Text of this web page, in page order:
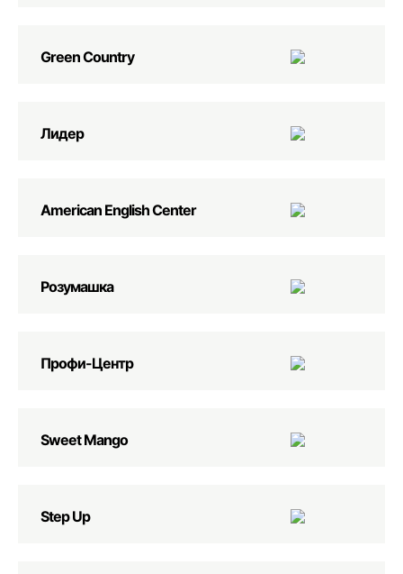
Green Country
Лидер
American English Center
Розумашка
Профи-Центр
Sweet Mango
Step Up